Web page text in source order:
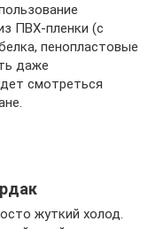
ПВХ-пленки (с
пенопластовые
даже
смотреться
жуткий холод.